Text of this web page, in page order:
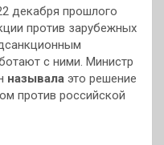
декабря прошлого
против зарубежных
с ними. Министр
называла это решение
против российской